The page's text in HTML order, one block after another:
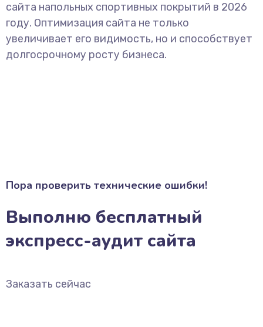
сайта напольных спортивных покрытий в 2026
году. Оптимизация сайта не только
увеличивает его видимость, но и способствует
долгосрочному росту бизнеса.
Пора проверить технические ошибки!
Выполню бесплатный
экспресс-аудит сайта
Заказать сейчас